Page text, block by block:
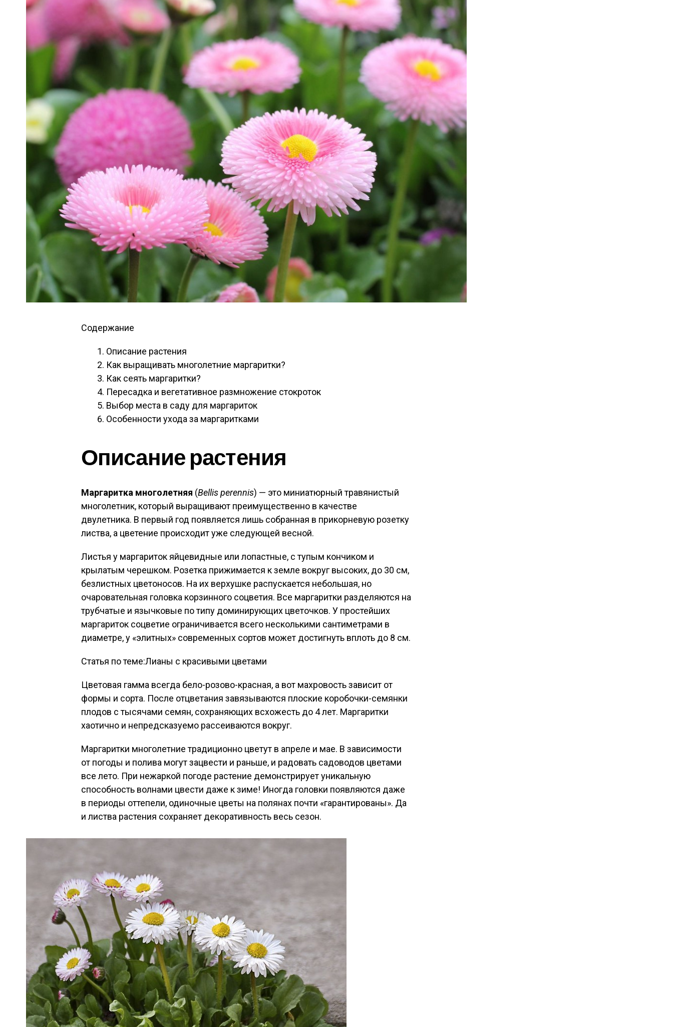
Содержание
Описание растения
Как выращивать многолетние маргаритки?
Как сеять маргаритки?
Пересадка и вегетативное размножение стокроток
Выбор места в саду для маргариток
Особенности ухода за маргаритками
Описание растения
Маргаритка многолетняя (Bellis perennis) — это миниатюрный травянистый
многолетник, который выращивают преимущественно в качестве
двулетника. В первый год появляется лишь собранная в прикорневую розетку
листва, а цветение происходит уже следующей весной.
Листья у маргариток яйцевидные или лопастные, с тупым кончиком и
крылатым черешком. Розетка прижимается к земле вокруг высоких, до 30 см,
безлистных цветоносов. На их верхушке распускается небольшая, но
очаровательная головка корзинного соцветия. Все маргаритки разделяются на
трубчатые и язычковые по типу доминирующих цветочков. У простейших
маргариток соцветие ограничивается всего несколькими сантиметрами в
диаметре, у «элитных» современных сортов может достигнуть вплоть до 8 см.
Статья по теме:Лианы с красивыми цветами
Цветовая гамма всегда бело-розово-красная, а вот махровость зависит от
формы и сорта. После отцветания завязываются плоские коробочки-семянки
плодов с тысячами семян, сохраняющих всхожесть до 4 лет. Маргаритки
хаотично и непредсказуемо рассеиваются вокруг.
Маргаритки многолетние традиционно цветут в апреле и мае. В зависимости
от погоды и полива могут зацвести и раньше, и радовать садоводов цветами
все лето. При нежаркой погоде растение демонстрирует уникальную
способность волнами цвести даже к зиме! Иногда головки появляются даже
в периоды оттепели, одиночные цветы на полянах почти «гарантированы». Да
и листва растения сохраняет декоративность весь сезон.